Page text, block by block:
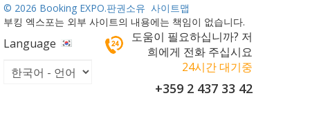
© 2026 Booking EXPO.판권소유 사이트맵
부킹 엑스포는 외부 사이트의 내용에는 책임이 없습니다.
Language
도움이 필요하십니까? 저
희에게 전화 주십시요
24시간 대기중
+359 2 437 33 42